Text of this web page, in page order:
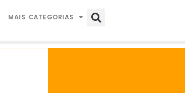
MAIS CATEGORIAS